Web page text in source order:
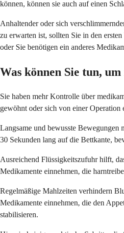
können, können sie auch auf einen
Anhaltender oder sich
zu erwarten ist, sollten Sie in den
oder Sie benötigen ein anderes
Was können Sie tun,
Sie haben mehr Kontrolle über
gewöhnt oder sich von einer Operation
Langsame und bewusste Bewegungen
30 Sekunden lang auf die Bettkante,
Ausreichend Flüssigkeitszufuhr hilft,
Medikamente einnehmen, die
Regelmäßige Mahlzeiten verhindern
Medikamente einnehmen, die den
stabilisieren.